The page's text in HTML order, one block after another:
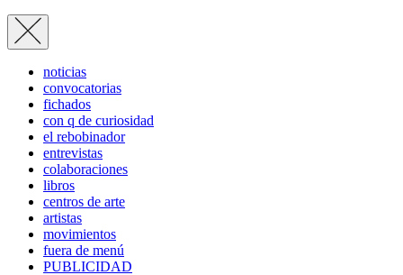
noticias
convocatorias
fichados
con q de curiosidad
el rebobinador
entrevistas
colaboraciones
libros
centros de arte
artistas
movimientos
fuera de menú
PUBLICIDAD